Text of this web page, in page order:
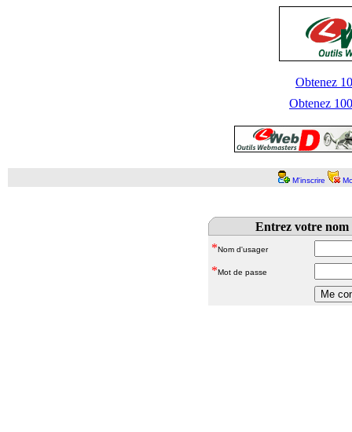
Obtenez
Obtenez
M'inscrire
Entrez votre nom
*Nom d'usager
*Mot de passe